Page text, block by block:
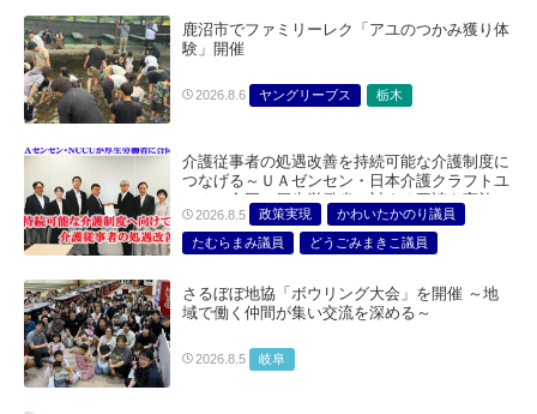
鹿沼市でファミリーレク「アユのつかみ獲り体
験」開催
2026.8.6 ヤングリーブス 栃木
介護従事者の処遇改善を持続可能な介護制度に
つなげる～ＵＡゼンセン・日本介護クラフトユ
ニオン合同で厚生労働省に対する要請を実施～
2026.8.5 政策実現
かわいたかのり議員
たむらまみ議員
どうごみまきこ議員
さるぼぼ地協「ボウリング大会」を開催 ～地
域で働く仲間が集い交流を深める～
2026.8.5 岐阜